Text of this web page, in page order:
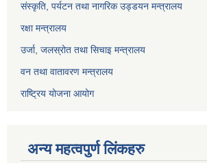
संस्कृति, पर्यटन तथा नागरिक उड्डयन मन्त्रालय
रक्षा मन्त्रालय
उर्जा, जलस्रोत तथा सिचाइ मन्त्रालय
वन तथा वातावरण मन्त्रालय
राष्ट्रिय योजना आयोग
अन्य महत्वपुर्ण लिंकहरु